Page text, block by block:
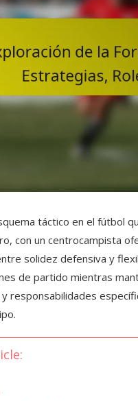
táctico en el fútbol
con un centrocampista
solidez defensiva y
de partido mientras
responsabilidades